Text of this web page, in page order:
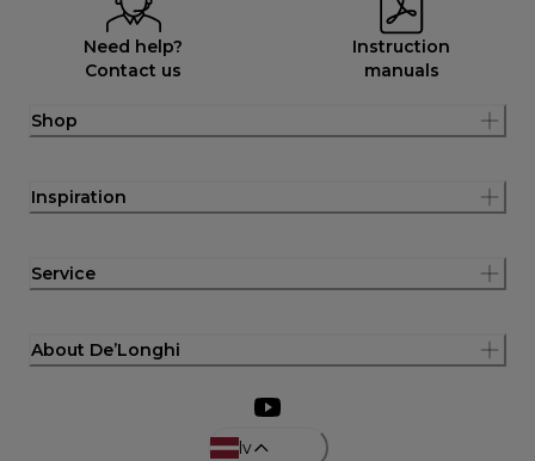
Need help?
Contact us
Instruction
manuals
Shop
Inspiration
Service
About De’Longhi
lv